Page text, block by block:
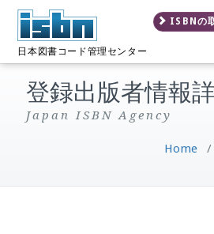
日本図書コード管理センター
ISBNの
登録出版者情報
Japan ISBN Agency
Home /